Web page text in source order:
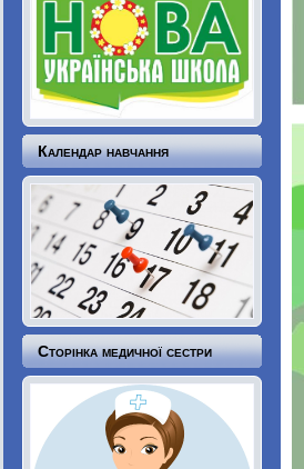
Календар навчання
Сторінка медичної сестри